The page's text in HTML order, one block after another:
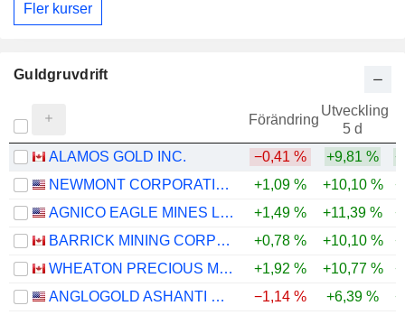
Fler kurser
Guldgruvdrift
Förändring
Utveckling
5 d
ALAMOS GOLD INC. −0,41 % +9,81 %
NEWMONT CORPORATION
+1,09 % +10,10 %
AGNICO EAGLE MINES LIMITED
+1,49 % +11,39 %
BARRICK MINING CORPORATION
+0,78 % +10,10 %
WHEATON PRECIOUS METALS CORP.
+1,92 % +10,77 %
ANGLOGOLD ASHANTI PLC
−1,14 % +6,39 %